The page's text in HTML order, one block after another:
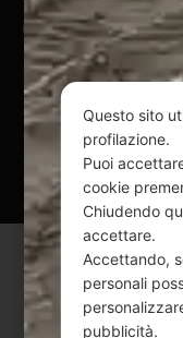
@ Copyright 2024
Via G. Galilei n. 2 –
Mail:
Questo sito è
v3,
Privacy
Questo sito
profilazione.
Puoi
cookie
Chiudendo
accettare.
Accettando,
personali
pubblicità.